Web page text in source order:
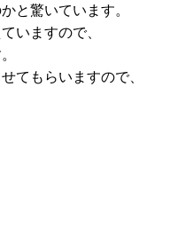
と驚いています。
いますので、
てもらいますので、